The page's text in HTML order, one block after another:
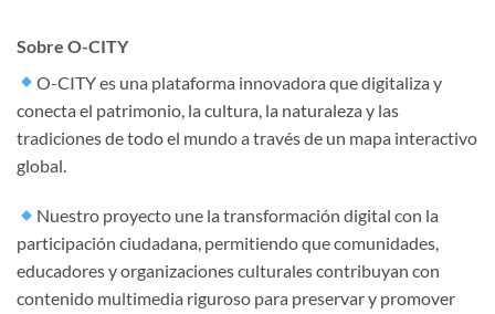
Sobre O-CITY
O-CITY es una plataforma innovadora que digitaliza y
conecta el patrimonio, la cultura, la naturaleza y las
tradiciones de todo el mundo a través de un mapa interactivo
global.
Nuestro proyecto une la transformación digital con la
participación ciudadana, permitiendo que comunidades,
educadores y organizaciones culturales contribuyan con
contenido multimedia riguroso para preservar y promover